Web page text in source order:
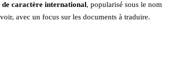
caractère international, popularisé sous le nom
avec un focus sur les documents à traduire.